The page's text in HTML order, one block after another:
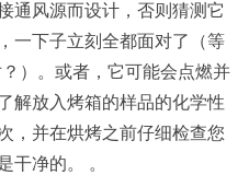
通风源而设计，否则猜测它
一下子立刻全都面对了（等
）。或者，它可能会点燃并
解放入烤箱的样品的化学性
，并在烘烤之前仔细检查您
干净的。 。